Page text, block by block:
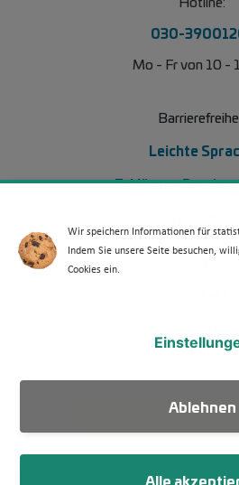
030-
Mo - Fr von 10 -
Leichte
Erklärung
Footer Menü 2 (WdKA
Archiv
Wir speichern Informationen für
Indem Sie unsere Seite besuchen,
Cookies ein.
Ablehnen
Alle